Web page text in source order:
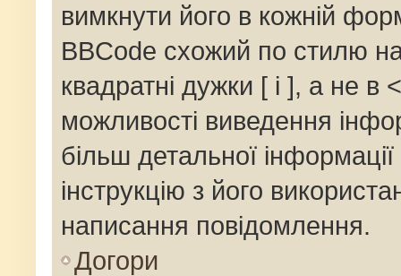
вимкнути його в кожній
BBCode схожий по стилю
квадратні дужки [ і ], а не в
можливості виведення
більш детальної
інструкцію з його
написання повідомлення.
Догори